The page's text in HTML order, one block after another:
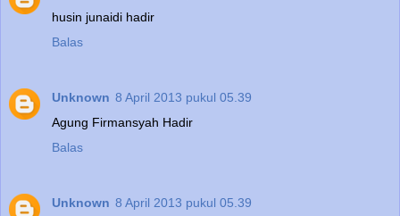
husin junaidi hadir
Balas
Unknown 8 April 2013 pukul 05.39
Agung Firmansyah Hadir
Balas
Unknown 8 April 2013 pukul 05.39